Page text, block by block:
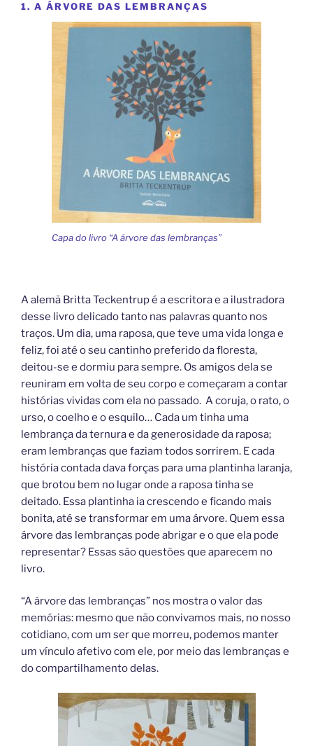
1. A ÁRVORE DAS LEMBRANÇAS
Capa do livro “A árvore das lembranças”
A alemã Britta Teckentrup é a escritora e a ilustradora
desse livro delicado tanto nas palavras quanto nos
traços. Um dia, uma raposa, que teve uma vida longa e
feliz, foi até o seu cantinho preferido da floresta,
deitou-se e dormiu para sempre. Os amigos dela se
reuniram em volta de seu corpo e começaram a contar
histórias vividas com ela no passado. A coruja, o rato, o
urso, o coelho e o esquilo… Cada um tinha uma
lembrança da ternura e da generosidade da raposa;
eram lembranças que faziam todos sorrirem. E cada
história contada dava forças para uma plantinha laranja,
que brotou bem no lugar onde a raposa tinha se
deitado. Essa plantinha ia crescendo e ficando mais
bonita, até se transformar em uma árvore. Quem essa
árvore das lembranças pode abrigar e o que ela pode
representar? Essas são questões que aparecem no
livro.
“A árvore das lembranças” nos mostra o valor das
memórias: mesmo que não convivamos mais, no nosso
cotidiano, com um ser que morreu, podemos manter
um vínculo afetivo com ele, por meio das lembranças e
do compartilhamento delas.